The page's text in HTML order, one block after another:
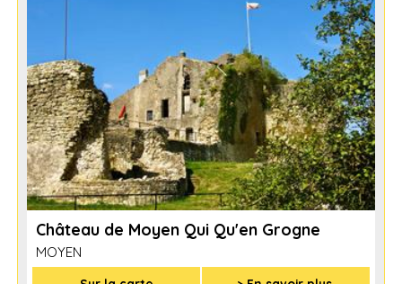
Château de Moyen Qui Qu'en Grogne
MOYEN